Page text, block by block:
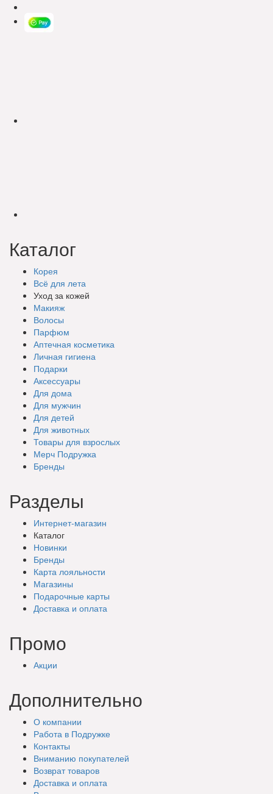
Каталог
Корея
Всё для лета
Уход за кожей
Макияж
Волосы
Парфюм
Аптечная косметика
Личная гигиена
Подарки
Аксессуары
Для дома
Для мужчин
Для детей
Для животных
Товары для взрослых
Мерч Подружка
Бренды
Разделы
Интернет-магазин
Каталог
Новинки
Бренды
Карта лояльности
Магазины
Подарочные карты
Доставка и оплата
Промо
Акции
Дополнительно
О компании
Работа в Подружке
Контакты
Вниманию покупателей
Возврат товаров
Доставка и оплата